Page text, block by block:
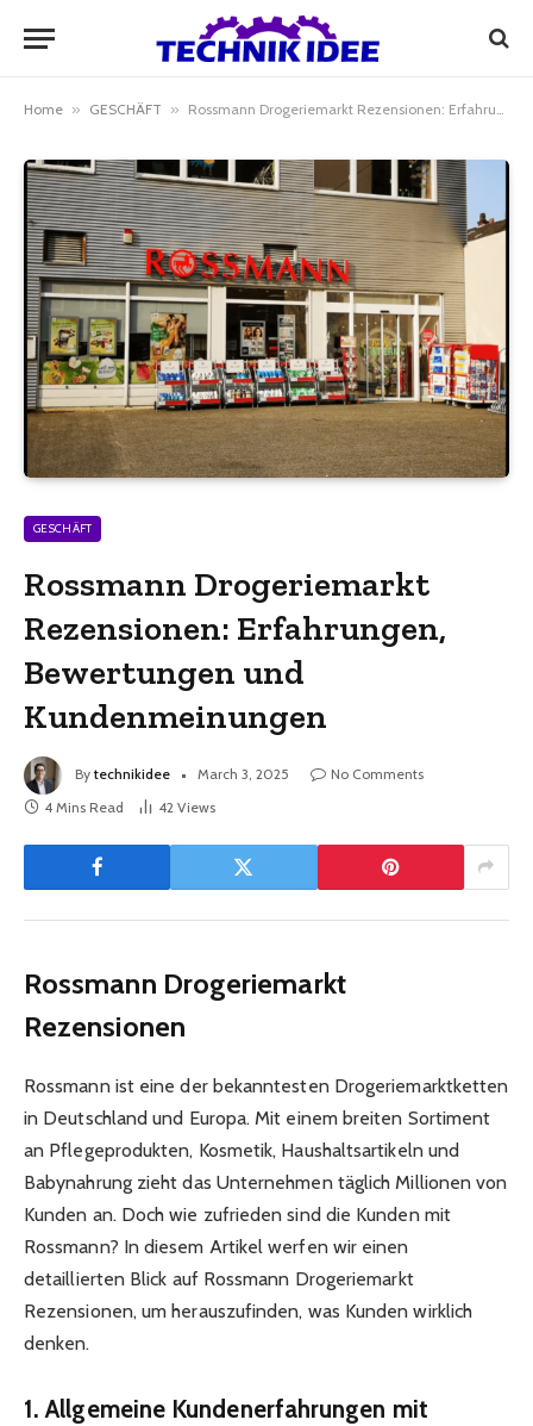
Home » GESCHÄFT » Rossmann Drogeriemarkt Rezensionen: Erfahrungen, Bewertungen und Kundenmeinungen
GESCHÄFT
Rossmann Drogeriemarkt
Rezensionen: Erfahrungen,
Bewertungen und
Kundenmeinungen
By technikidee March 3, 2025
No Comments
4 Mins Read
42 Views
Rossmann Drogeriemarkt
Rezensionen
Rossmann ist eine der bekanntesten Drogeriemarktketten
in Deutschland und Europa. Mit einem breiten Sortiment
an Pflegeprodukten, Kosmetik, Haushaltsartikeln und
Babynahrung zieht das Unternehmen täglich Millionen von
Kunden an. Doch wie zufrieden sind die Kunden mit
Rossmann? In diesem Artikel werfen wir einen
detaillierten Blick auf Rossmann Drogeriemarkt
Rezensionen, um herauszufinden, was Kunden wirklich
denken.
1. Allgemeine Kundenerfahrungen mit